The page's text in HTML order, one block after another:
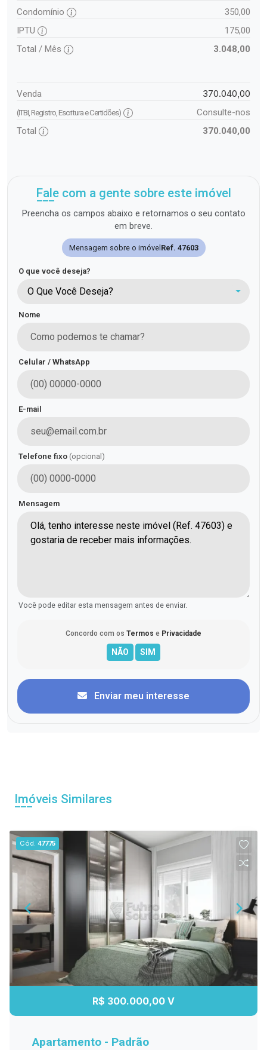
Condomínio
350,00
IPTU
175,00
Total / Mês
3.048,00
Venda 370.040,00
(ITBI, Registro, Escritura e Certidões)
Consulte-nos
Total
370.040,00
Fale com a gente sobre este imóvel
Preencha os campos abaixo e retornamos o seu contato
em breve.
Mensagem sobre o imóvel Ref. 47603
O que você deseja?
O Que Você Deseja?
Nome
Celular / WhatsApp
E-mail
Telefone fixo (opcional)
Mensagem
Você pode editar esta mensagem antes de enviar.
Concordo com os Termos e Privacidade
Enviar meu interesse
Imóveis Similares
Cód.47775
R$ 300.000,00 V
Apartamento - Padrão